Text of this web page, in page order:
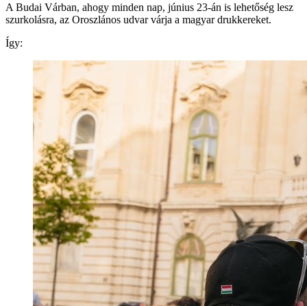
A Budai Várban, ahogy minden nap, június 23-án is lehetőség lesz
szurkolásra, az Oroszlános udvar várja a magyar drukkereket.
Így: